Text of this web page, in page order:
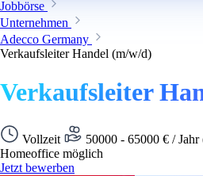
Jobbörse
Unternehmen
Adecco Germany
Verkaufsleiter Handel (m/w/d)
Verkaufsleiter
Vollzeit 50000 - 65000 € / Jahr
Homeoffice möglich
Jetzt bewerben